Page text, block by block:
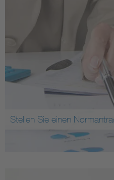
Stellen Sie einen